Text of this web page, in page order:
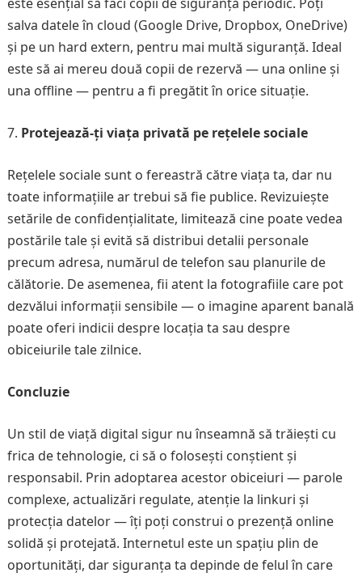
salva datele în cloud (Google Drive, Dropbox, OneDrive)
și pe un hard extern, pentru mai multă siguranță. Ideal
este să ai mereu două copii de rezervă — una online și
una offline — pentru a fi pregătit în orice situație.
Protejează-ți viața privată pe rețelele sociale
Rețelele sociale sunt o fereastră către viața ta, dar nu
toate informațiile ar trebui să fie publice. Revizuiește
setările de confidențialitate, limitează cine poate vedea
postările tale și evită să distribui detalii personale
precum adresa, numărul de telefon sau planurile de
călătorie. De asemenea, fii atent la fotografiile care pot
dezvălui informații sensibile — o imagine aparent banală
poate oferi indicii despre locația ta sau despre
obiceiurile tale zilnice.
Concluzie
Un stil de viață digital sigur nu înseamnă să trăiești cu
frica de tehnologie, ci să o folosești conștient și
responsabil. Prin adoptarea acestor obiceiuri — parole
complexe, actualizări regulate, atenție la linkuri și
protecția datelor — îți poți construi o prezență online
solidă și protejată. Internetul este un spațiu plin de
oportunități, dar siguranța ta depinde de felul în care